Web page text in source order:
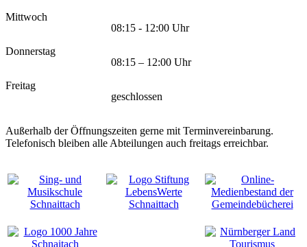
Mittwoch
08:15 - 12:00 Uhr
Donnerstag
08:15 – 12:00 Uhr
Freitag
geschlossen
Außerhalb der Öffnungszeiten gerne mit Terminvereinbarung.
Telefonisch bleiben alle Abteilungen auch freitags erreichbar.